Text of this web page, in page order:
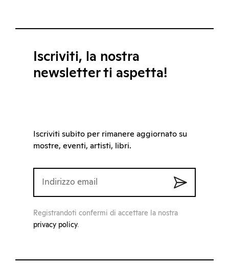
Iscriviti, la nostra
newsletter ti aspetta!
Iscriviti subito per rimanere aggiornato su
mostre, eventi, artisti, libri.
Registrandoti confermi di accettare la nostra
privacy policy.